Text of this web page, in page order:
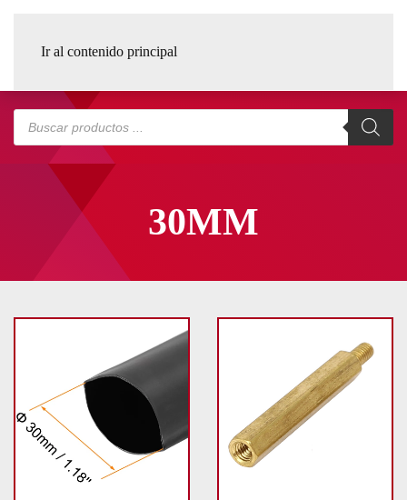
Ir al contenido principal
Búsqueda
productos
30MM